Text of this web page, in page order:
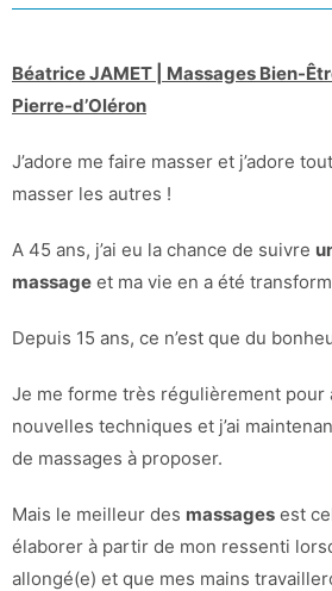
Béatrice JAMET | Massages Bien-
Pierre-d’Oléron
J’adore me faire masser et j’adore
masser les autres !
A 45 ans, j’ai eu la chance de suivre
massage et ma vie en a été
Depuis 15 ans, ce n’est que du
Je me forme très régulièrement pour
nouvelles techniques et j’ai
de massages à proposer.
Mais le meilleur des massages est
élaborer à partir de mon ressenti
allongé(e) et que mes mains